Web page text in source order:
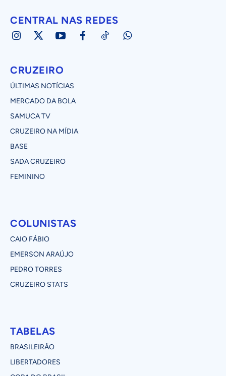
CENTRAL NAS REDES
CRUZEIRO
ÚLTIMAS NOTÍCIAS
MERCADO DA BOLA
SAMUCA TV
CRUZEIRO NA MÍDIA
BASE
SADA CRUZEIRO
FEMININO
COLUNISTAS
CAIO FÁBIO
EMERSON ARAÚJO
PEDRO TORRES
CRUZEIRO STATS
TABELAS
BRASILEIRÃO
LIBERTADORES